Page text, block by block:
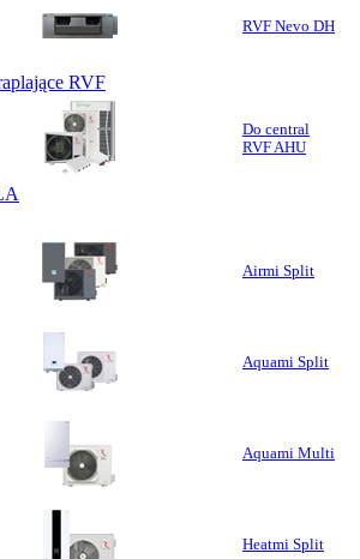
RVF Nevo DH
RVF
Do central
RVF AHU
Airmi Split
Aquami Split
Aquami Multi
Heatmi Split